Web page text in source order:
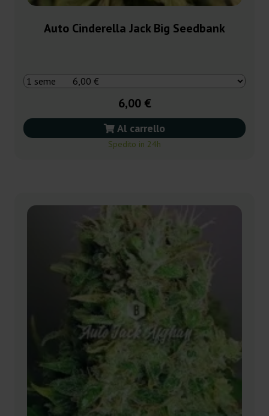
Auto Cinderella Jack Big Seedbank
6,00 €
Al carrello
Spedito in 24h